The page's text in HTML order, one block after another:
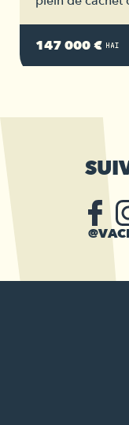
147 000 € HAI